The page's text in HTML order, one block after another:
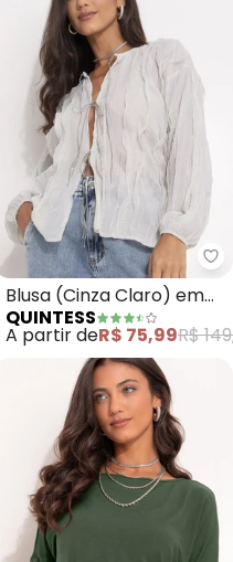
- Blusa (Cinza) em
Blusa (Cinza Claro) em
Crepe Plano
QUINTESS
A partir deR$ 75,99R$